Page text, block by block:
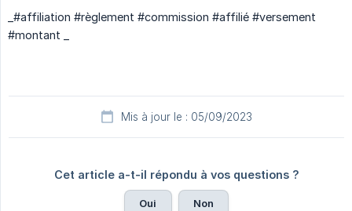
_#affiliation #règlement #commission #affilié #versement
#montant _
Mis à jour le : 05/09/2023
Cet article a-t-il répondu à vos questions ?
Oui Non